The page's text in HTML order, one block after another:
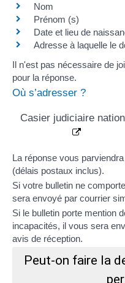
Nom
Prénom (s)
Date et lieu de
Adresse à laquelle le
Il n'est pas nécessaire de
pour la réponse.
Où s’adresser ?
Casier judiciaire
La réponse vous
(délais postaux inclus).
Si votre bulletin ne
sera envoyé par courrier
Si le bulletin porte mention
incapacités, il vous sera
avis de réception.
Peut-on faire la